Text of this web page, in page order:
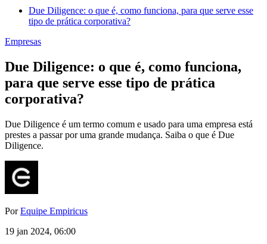
Due Diligence: o que é, como funciona, para que serve esse
tipo de prática corporativa?
Empresas
Due Diligence: o que é, como funciona,
para que serve esse tipo de prática
corporativa?
Due Diligence é um termo comum e usado para uma empresa está
prestes a passar por uma grande mudança. Saiba o que é Due
Diligence.
PorEquipe Empiricus
19 jan 2024, 06:00